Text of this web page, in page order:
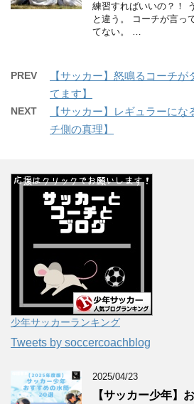
練習すればいいの？！
と違う。 コーチが言っ
てない。 …
PREV
【サッカー】怒鳴るコーチ
てます】
NEXT
【サッカー】レギュラーに
チ側の真理】
少年サッカーランキング
Tweets by soccercoachblog
2025/04/23
【サッカー少年】